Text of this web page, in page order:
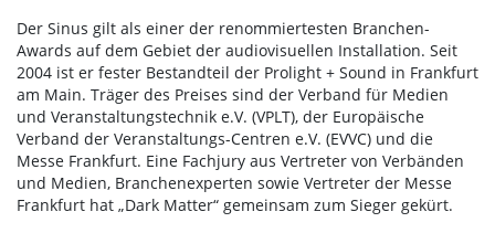
Der Sinus gilt als einer der renommiertesten Branchen-
Awards auf dem Gebiet der audiovisuellen Installation. Seit
2004 ist er fester Bestandteil der Prolight + Sound in Frankfurt
am Main. Träger des Preises sind der Verband für Medien
und Veranstaltungstechnik e.V. (VPLT), der Europäische
Verband der Veranstaltungs-Centren e.V. (EVVC) und die
Messe Frankfurt. Eine Fachjury aus Vertreter von Verbänden
und Medien, Branchenexperten sowie Vertreter der Messe
Frankfurt hat „Dark Matter“ gemeinsam zum Sieger gekürt.